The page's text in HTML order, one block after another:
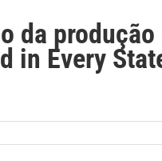
da
in Every